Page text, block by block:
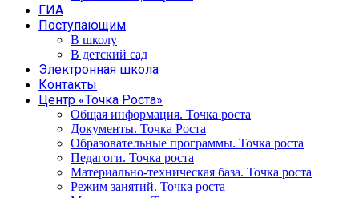
ГИА
Поступающим
В школу
В детский сад
Электронная школа
Контакты
Центр «Точка Роста»
Общая информация. Точка роста
Документы. Точка Роста
Образовательные программы. Точка роста
Педагоги. Точка роста
Материально-техническая база. Точка роста
Режим занятий. Точка роста